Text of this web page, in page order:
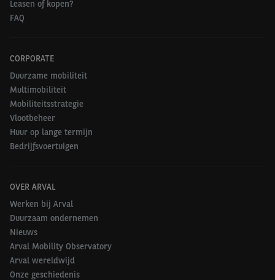
Leasen of kopen?
FAQ
CORPORATE
Duurzame mobiliteit
Multimobiliteit
Mobiliteitsstrategie
Vlootbeheer
Huur op lange termijn
Bedrijfsvoertuigen
OVER ARVAL
Werken bij Arval
Duurzaam ondernemen
Nieuws
Arval Mobility Observatory
Arval wereldwijd
Onze geschiedenis